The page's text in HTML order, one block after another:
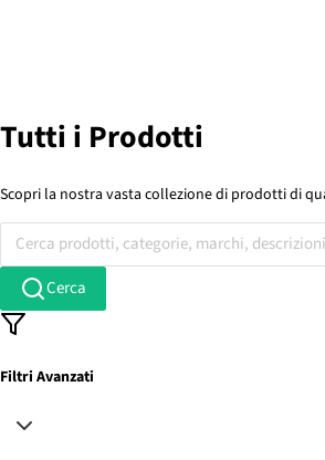
Tutti i Prodotti
Scopri la nostra vasta collezione di prodotti di
Cerca prodotti, categorie, marchi,
Cerca
Filtri Avanzati